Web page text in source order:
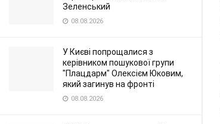
Зеленський
08.08.2026
У Києві попрощалися з
керівником пошукової групи
"Плацдарм" Олексієм Юковим,
який загинув на фронті
08.08.2026